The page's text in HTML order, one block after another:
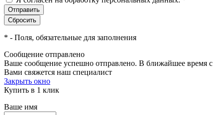
* - Поля, обязательные для заполнения
Сообщение отправлено
Ваше сообщение успешно отправлено. В ближайшее время с
Вами свяжется наш специалист
Закрыть окно
Купить в 1 клик
Ваше имя